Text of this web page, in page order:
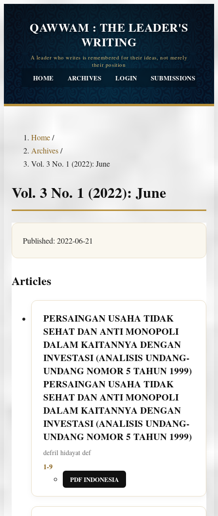
QAWWAM : THE LEADER'S
WRITING
HOME ARCHIVES LOGIN SUBMISSIONS
Home/
Archives/
Vol. 3 No. 1 (2022): June
Vol. 3 No. 1 (2022): June
Published: 2022-06-21
Articles
PERSAINGAN USAHA TIDAK
SEHAT DAN ANTI MONOPOLI
DALAM KAITANNYA DENGAN
INVESTASI (ANALISIS UNDANG-
UNDANG NOMOR 5 TAHUN 1999)
PERSAINGAN USAHA TIDAK
SEHAT DAN ANTI MONOPOLI
DALAM KAITANNYA DENGAN
INVESTASI (ANALISIS UNDANG-
UNDANG NOMOR 5 TAHUN 1999)
defril hidayat def
1-9
PDF INDONESIA